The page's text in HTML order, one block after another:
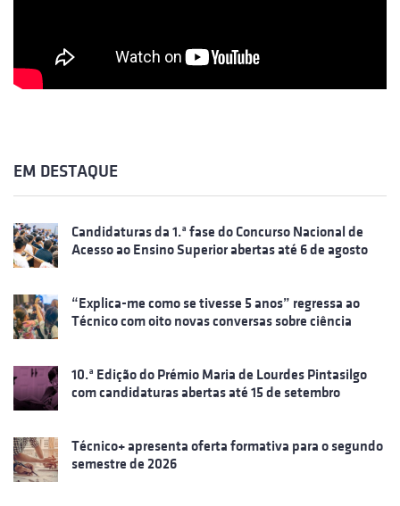
EM DESTAQUE
Candidaturas da 1.ª fase do Concurso Nacional de
Acesso ao Ensino Superior abertas até 6 de agosto
“Explica-me como se tivesse 5 anos” regressa ao
Técnico com oito novas conversas sobre ciência
10.ª Edição do Prémio Maria de Lourdes Pintasilgo
com candidaturas abertas até 15 de setembro
Técnico+ apresenta oferta formativa para o segundo
semestre de 2026